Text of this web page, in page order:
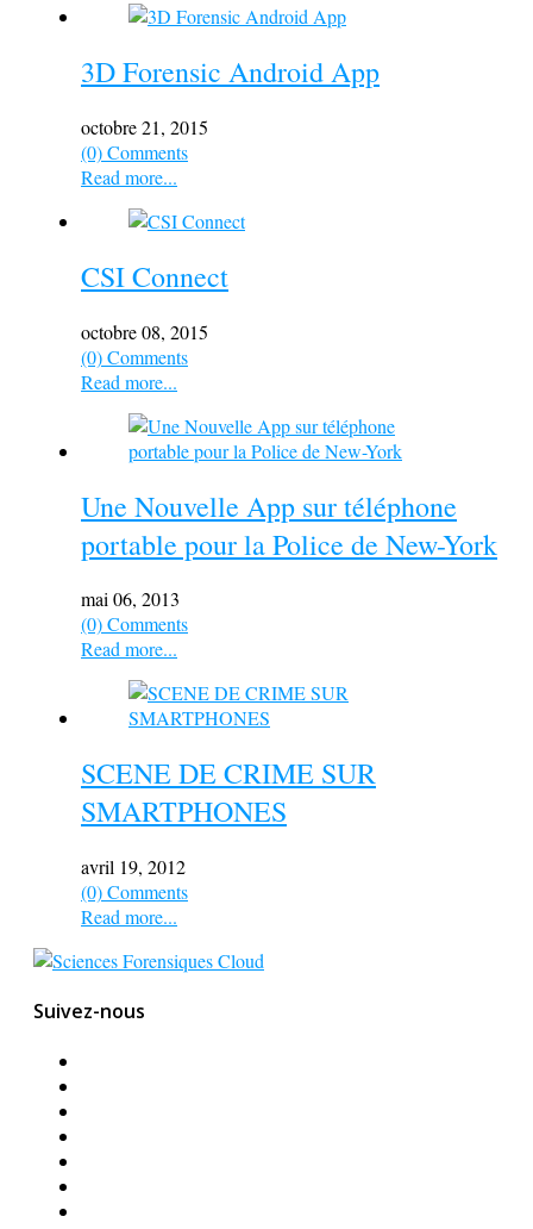
3D Forensic Android App
octobre 21, 2015
(0) Comments
Read more...
CSI Connect
octobre 08, 2015
(0) Comments
Read more...
Une Nouvelle App sur téléphone
portable pour la Police de New-York
mai 06, 2013
(0) Comments
Read more...
SCENE DE CRIME SUR
SMARTPHONES
avril 19, 2012
(0) Comments
Read more...
Suivez-nous